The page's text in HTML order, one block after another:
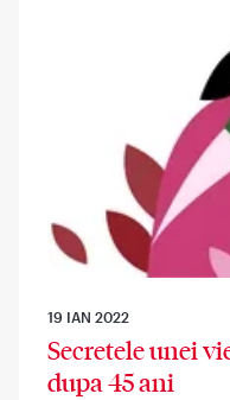
19 IAN 2022
Secretele unei
dupa 45 ani